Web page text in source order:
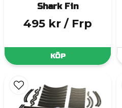
Shark Fin
495 kr / Frp
KÖP